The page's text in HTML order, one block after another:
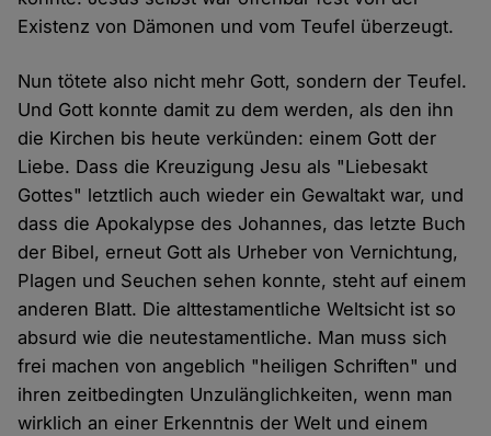
Existenz von Dämonen und vom Teufel überzeugt.
Nun tötete also nicht mehr Gott, sondern der Teufel.
Und Gott konnte damit zu dem werden, als den ihn
die Kirchen bis heute verkünden: einem Gott der
Liebe. Dass die Kreuzigung Jesu als "Liebesakt
Gottes" letztlich auch wieder ein Gewaltakt war, und
dass die Apokalypse des Johannes, das letzte Buch
der Bibel, erneut Gott als Urheber von Vernichtung,
Plagen und Seuchen sehen konnte, steht auf einem
anderen Blatt. Die alttestamentliche Weltsicht ist so
absurd wie die neutestamentliche. Man muss sich
frei machen von angeblich "heiligen Schriften" und
ihren zeitbedingten Unzulänglichkeiten, wenn man
wirklich an einer Erkenntnis der Welt und einem